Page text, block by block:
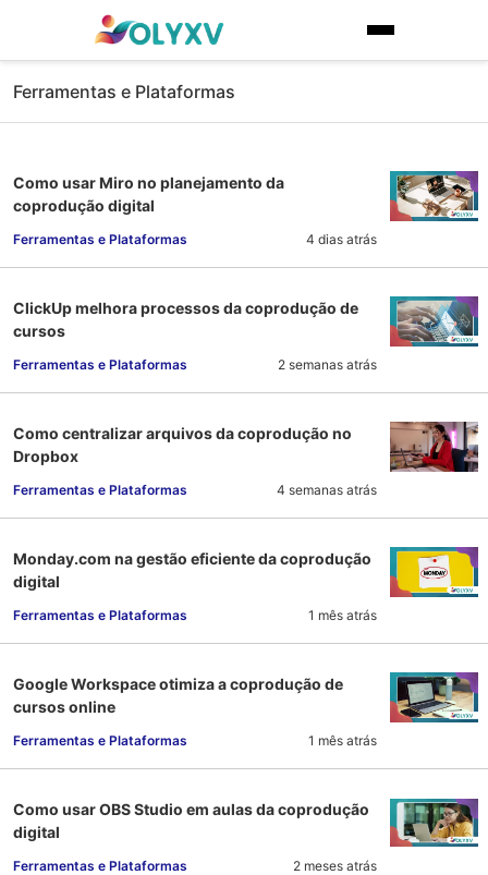
Ferramentas e Plataformas
Como usar Miro no planejamento da
coprodução digital
Ferramentas e Plataformas 4 dias atrás
ClickUp melhora processos da coprodução de
cursos
Ferramentas e Plataformas 2 semanas atrás
Como centralizar arquivos da coprodução no
Dropbox
Ferramentas e Plataformas 4 semanas atrás
Monday.com na gestão eficiente da coprodução
digital
Ferramentas e Plataformas 1 mês atrás
Google Workspace otimiza a coprodução de
cursos online
Ferramentas e Plataformas 1 mês atrás
Como usar OBS Studio em aulas da coprodução
digital
Ferramentas e Plataformas 2 meses atrás